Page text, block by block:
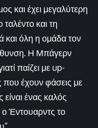
και έχει μεγαλύτερη
και τη
και όλη η ομάδα τον
Η Μπάγερν
παίζει με up-
έχουν φάσεις με
ένας καλός
ο Έντουαρντς το